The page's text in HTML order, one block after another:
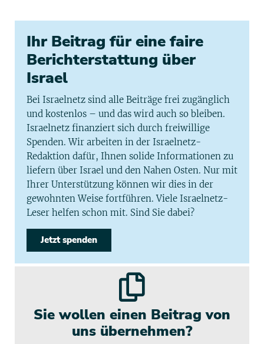
Ihr Beitrag für eine faire
Berichterstattung über
Israel
Bei Israelnetz sind alle Beiträge frei zugänglich
und kostenlos – und das wird auch so bleiben.
Israelnetz finanziert sich durch freiwillige
Spenden. Wir arbeiten in der Israelnetz-
Redaktion dafür, Ihnen solide Informationen zu
liefern über Israel und den Nahen Osten. Nur mit
Ihrer Unterstützung können wir dies in der
gewohnten Weise fortführen. Viele Israelnetz-
Leser helfen schon mit. Sind Sie dabei?
Jetzt spenden
Sie wollen einen Beitrag von
uns übernehmen?